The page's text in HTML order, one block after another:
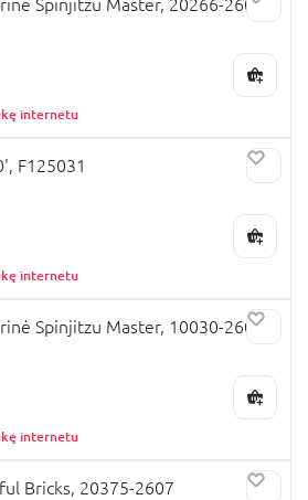
Spinjitzu Master, 20266-2601
internetu
F125031
internetu
Spinjitzu Master, 10030-2601
internetu
Bricks, 20375-2607